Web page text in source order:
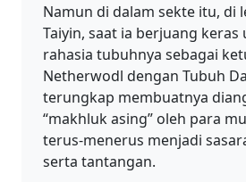
Namun di dalam sekte itu, di
Taiyin, saat ia berjuang
rahasia tubuhnya sebagai
Netherwodl dengan Tubuh
terungkap membuatnya
“makhluk asing” oleh para
terus-menerus menjadi
serta tantangan.